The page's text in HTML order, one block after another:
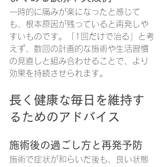
一時的に痛みが楽になったと感じて
も、根本原因が残っていると再発しや
すいものです。「1回だけで治る」と考
えず、数回の計画的な施術や生活習慣
の見直しと組み合わせることで、より
効果を持続させられます。
長く健康な毎日を維持す
るためのアドバイス
施術後の過ごし方と再発予防
施術で症状が和らいだ後も、良い状態